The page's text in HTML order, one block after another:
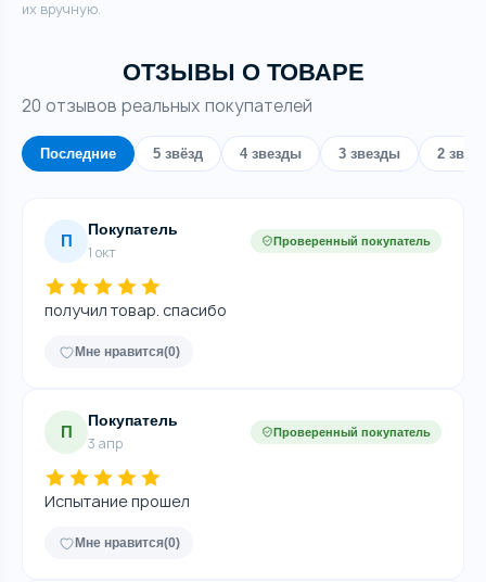
ОТЗЫВЫ О ТОВАРЕ
20 отзывов реальных покупателей
Последние 5 звёзд 4 звезды 3 звезды 2
П
Покупатель
1 окт
Проверенный покупатель
получил товар. спасибо
Мне нравится(0)
П
Покупатель
3 апр
Проверенный покупатель
Испытание прошел
Мне нравится(0)
их вручную.